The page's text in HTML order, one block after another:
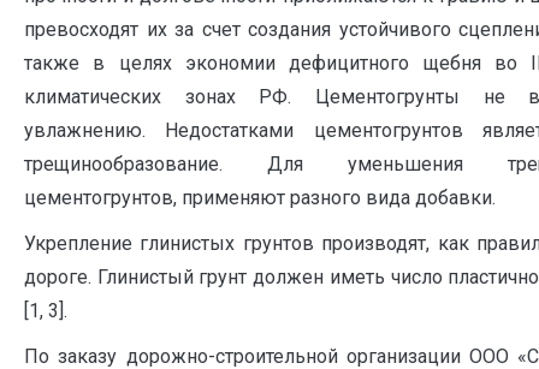
превосходят их за счет создания устойчивого
также в целях экономии дефицитного щебня
климатических зонах РФ. Цементогрунты не
увлажнению. Недостатками цементогрунтов
трещинообразование. Для уменьшения
цементогрунтов, применяют разного вида добавки.
Укрепление глинистых грунтов производят, как
дороге. Глинистый грунт должен иметь число
[1, 3].
По заказу дорожно-строительной организации ООО